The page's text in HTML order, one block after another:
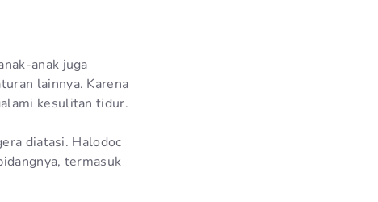
anak juga
lainnya. Karena
kesulitan tidur.
diatasi. Halodoc
termasuk